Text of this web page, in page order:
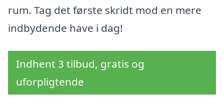
rum. Tag det første skridt mod en mere
indbydende have i dag!
Indhent 3 tilbud, gratis og
uforpligtende